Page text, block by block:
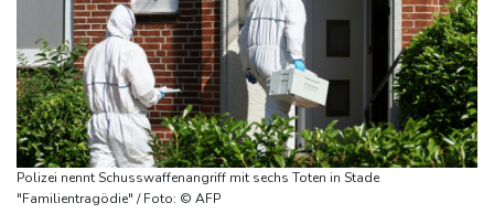
Mercedes GLA neu gegen alt: Der große Sprung ins
Elektrozeitalter
Skoda Kodiaq gegen VW Tayron: Das bessere Familien-SUV
Leagues Cup: Müller mit Vancouver schon ausgeschieden
Kolumbiens neuer Präsident kündigt "unermüdlichen" Kampf
gegen Drogengewalt an
Südkoreas Verband gibt Massagen-Skandal zu: "Desolate Lage"
Polizei nennt Schusswaffenangriff mit sechs Toten in Stade
"Familientragödie" / Foto: © AFP